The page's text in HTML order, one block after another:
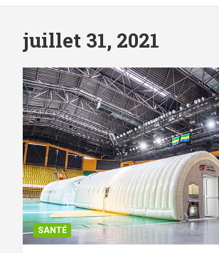
juillet 31, 2021
SANTÉ